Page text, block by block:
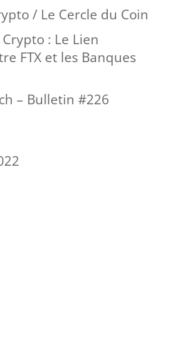
/ Le Cercle du Coin
: Le Lien
FTX et les Banques
– Bulletin #226